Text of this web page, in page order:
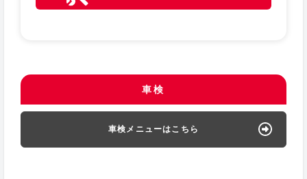
車検
車検メニューはこちら